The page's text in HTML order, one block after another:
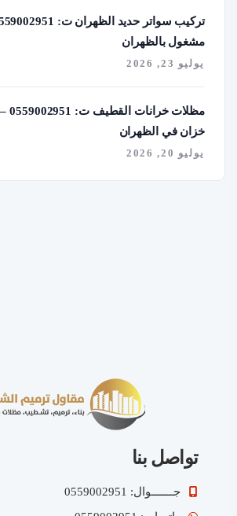
مشغول بالظهران
يوليو 23, 2026
خزان في الظهران
يوليو 20, 2026
تواصل بنا
جـــــــوال: 0559002951